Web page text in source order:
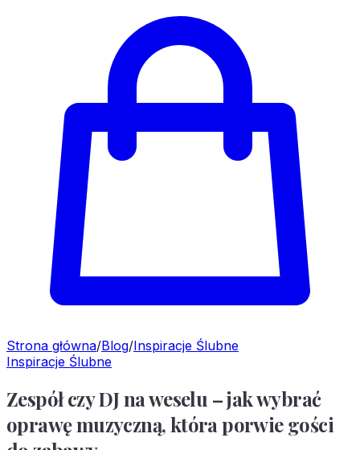
Strona główna/Blog/Inspiracje Ślubne
Inspiracje Ślubne
Zespół czy DJ na weselu – jak wybrać
oprawę muzyczną, która porwie gości